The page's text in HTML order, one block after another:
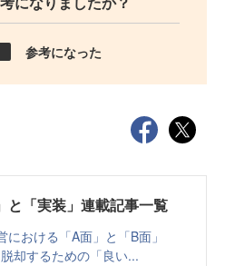
参考になった
と「実装」連載記事一覧
おける「A面」と「B面」
却するための「良い...